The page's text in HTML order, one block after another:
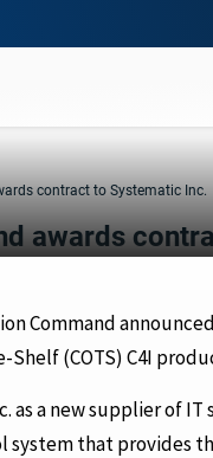
contract to Systematic Inc.
awards
Command
(COTS) C4I
as a new supplier of
system that